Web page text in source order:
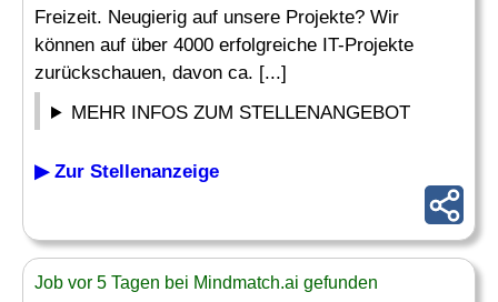
Freizeit. Neugierig auf unsere Projekte? Wir
können auf über 4000 erfolgreiche IT-Projekte
zurückschauen, davon ca. [...]
MEHR INFOS ZUM STELLENANGEBOT
▶ Zur Stellenanzeige
Job vor 5 Tagen bei Mindmatch.ai gefunden